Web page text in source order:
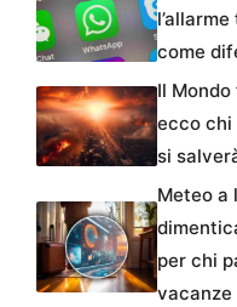
come
Il
ecco chi
si
Meteo a
per chi
vacanze